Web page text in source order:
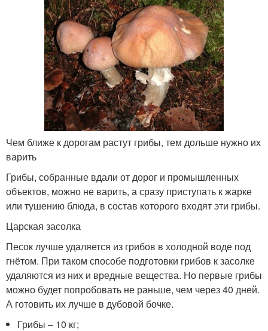
Чем ближе к дорогам растут грибы, тем дольше нужно их
варить
Грибы, собранные вдали от дорог и промышленных
объектов, можно не варить, а сразу приступать к жарке
или тушению блюда, в состав которого входят эти грибы.
Царская засолка
Песок лучше удаляется из грибов в холодной воде под
гнётом. При таком способе подготовки грибов к засолке
удаляются из них и вредные вещества. Но первые грибы
можно будет попробовать не раньше, чем через 40 дней.
А готовить их лучше в дубовой бочке.
Грибы – 10 кг;